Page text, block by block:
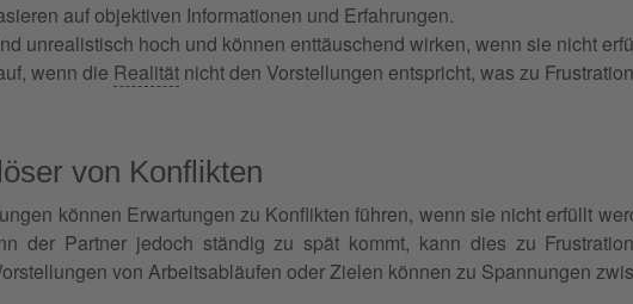
auf objektiven Informationen und Erfahrungen.
unrealistisch hoch und können enttäuschend wirken, wenn sie nicht
wenn die Realität nicht den Vorstellungen entspricht, was zu
von Konflikten
können Erwartungen zu Konflikten führen, wenn sie nicht erfüllt
der Partner jedoch ständig zu spät kommt, kann dies zu
von Arbeitsabläufen oder Zielen können zu Spannungen